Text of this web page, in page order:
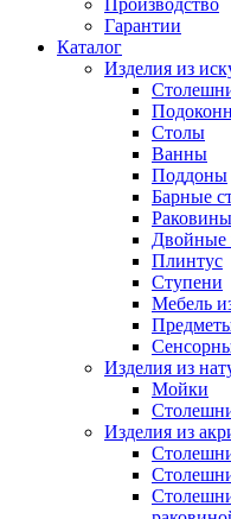
Производство
Гарантии
Каталог
Изделия из
Столы
Ванны
Поддоны
Барные
Раковины
Двойные
Плинтус
Ступени
Мебель
Изделия из
Мойки
Изделия из